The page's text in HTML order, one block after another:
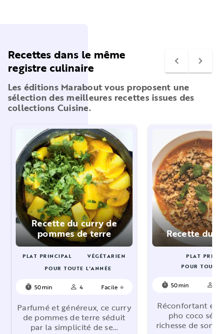
Recettes dans le même
registre culinaire
navigate_before navigate_next
Les éditions Marabout vous proposent une
sélection des meilleures recettes issues des
collections Cuisine.
Recette du curry de
pommes de terre
PLAT PRINCIPAL
VÉGÉTARIEN
POUR TOUTE L'ANNÉE
timer 50min person_outline 4 Facile ⭐
Parfumé et généreux, ce curry
de pommes de terre séduit
par la simplicité de se…
Recette du
PLAT
POUR
timer 50min person_outline
Réconfortant et
pho coco
richesse de son